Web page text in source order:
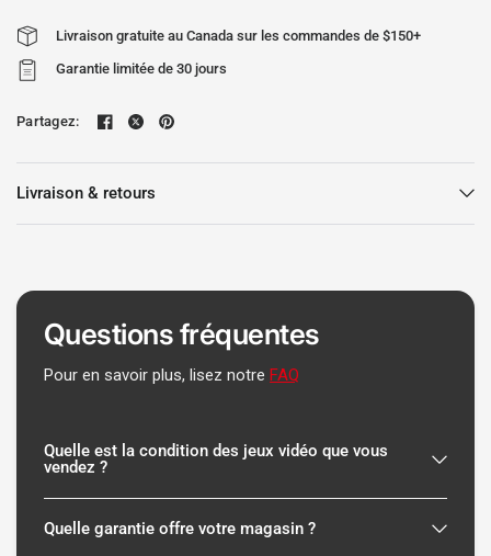
Livraison gratuite au Canada sur les commandes de $150+
Garantie limitée de 30 jours
Partagez:
Livraison & retours
Questions fréquentes
Pour en savoir plus, lisez notreFAQ
Quelle est la condition des jeux vidéo que vous
vendez ?
Quelle garantie offre votre magasin ?